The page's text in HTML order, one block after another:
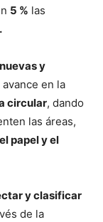
5 % las
nuevas y
en la
circular, dando
las áreas,
papel y el
y clasificar
de la